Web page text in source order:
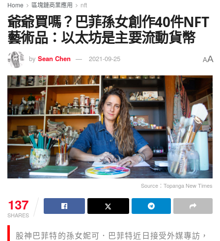
Home 區塊鏈商業應用 nft
爺爺買嗎？巴菲孫女創作40件NFT
藝術品：以太坊是主要流動貨幣
by Sean Chen 2021-09-25 AA
Source：Topanga New Times
137
SHARES
股神巴菲特的孫女妮可．巴菲特近日接受外媒專訪，